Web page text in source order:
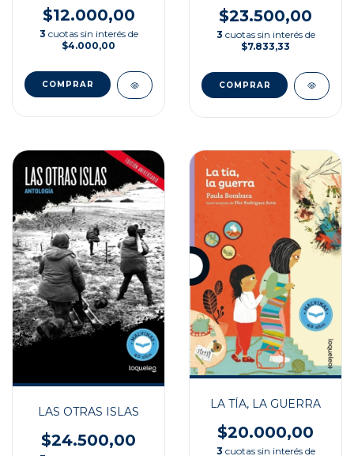
$12.000,00
3 cuotas sin interés de
$4.000,00
$23.500,00
3 cuotas sin interés de
$7.833,33
LAS OTRAS ISLAS
$24.500,00
LA TÍA, LA GUERRA
$20.000,00
3 cuotas sin interés de